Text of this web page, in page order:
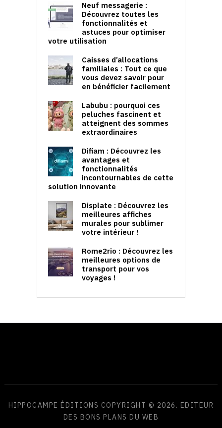
Neuf messagerie :
Découvrez toutes les
fonctionnalités et
astuces pour optimiser
votre utilisation
Caisses d’allocations
familiales : Tout ce que
vous devez savoir pour
en bénéficier facilement
Labubu : pourquoi ces
peluches fascinent et
atteignent des sommes
extraordinaires
Difiam : Découvrez les
avantages et
fonctionnalités
incontournables de cette
solution innovante
Displate : Découvrez les
meilleures affiches
murales pour sublimer
votre intérieur !
Rome2rio : Découvrez les
meilleures options de
transport pour vos
voyages !
HIPPOCAMPE ÉDITIONS COPYRIGHT © 2026. EDITEUR
DES BONS PLANS DU WEB